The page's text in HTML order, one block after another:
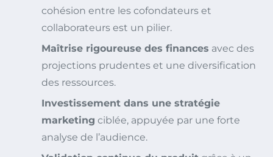
cohésion entre les cofondateurs et
collaborateurs est un pilier.
Maîtrise rigoureuse des finances avec des
projections prudentes et une diversification
des ressources.
Investissement dans une stratégie
marketing ciblée, appuyée par une forte
analyse de l’audience.